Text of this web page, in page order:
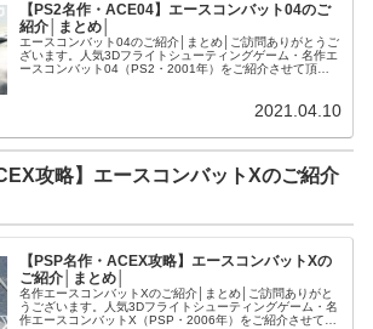
【PS2名作・ACE04】エースコンバット04のご
紹介│まとめ│
エースコンバット04のご紹介│まとめ│ご訪問ありがとうご
ざいます。人気3Dフライトシューティングゲーム・名作エ
ースコンバット04（PS2・2001年）をご紹介させて頂き
2021.04.10
攻略】エースコンバットXのご紹介
【PSP名作・ACEX攻略】エースコンバットXの
ご紹介│まとめ│
名作エースコンバットXのご紹介│まとめ│ご訪問ありがと
うございます。人気3Dフライトシューティングゲーム・名
作エースコンバットX（PSP・2006年）をご紹介させて頂